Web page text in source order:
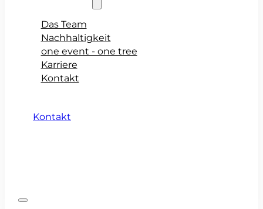
Das Team
Nachhaltigkeit
one event - one tree
Karriere
Kontakt
Kontakt